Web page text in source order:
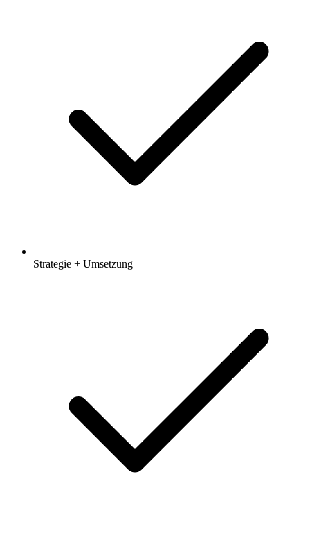
Strategie + Umsetzung